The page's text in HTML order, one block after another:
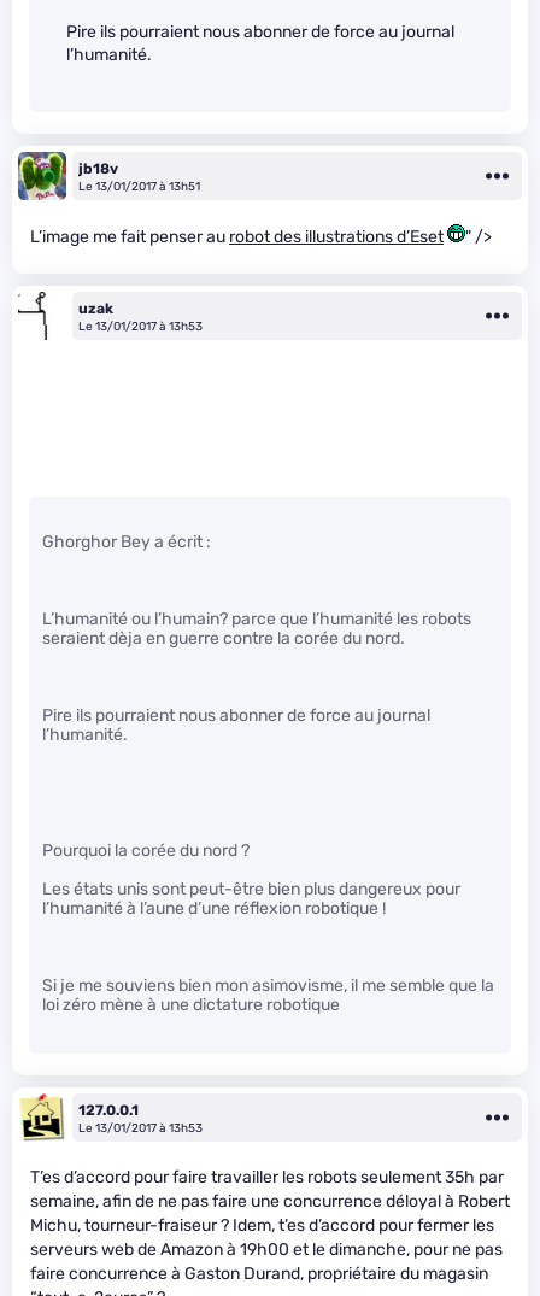
Pire ils pourraient nous abonner de force au journal
l’humanité.
jb18v
Le 13/01/2017 à 13h51
L’image me fait penser au robot des illustrations d’Eset " />
uzak
Le 13/01/2017 à 13h53
Ghorghor Bey a écrit :
L’humanité ou l’humain? parce que l’humanité les robots
seraient dèja en guerre contre la corée du nord.
Pire ils pourraient nous abonner de force au journal
l’humanité.
Pourquoi la corée du nord ?
Les états unis sont peut-être bien plus dangereux pour
l’humanité à l’aune d’une réflexion robotique !
Si je me souviens bien mon asimovisme, il me semble que la
loi zéro mène à une dictature robotique
127.0.0.1
Le 13/01/2017 à 13h53
T’es d’accord pour faire travailler les robots seulement 35h par
semaine, afin de ne pas faire une concurrence déloyal à Robert
Michu, tourneur-fraiseur ? Idem, t’es d’accord pour fermer les
serveurs web de Amazon à 19h00 et le dimanche, pour ne pas
faire concurrence à Gaston Durand, propriétaire du magasin